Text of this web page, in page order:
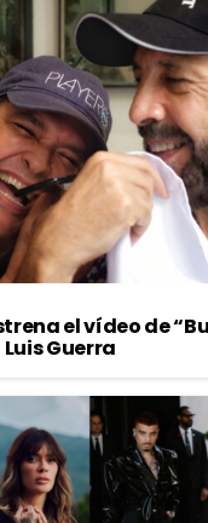
el vídeo de
Guerra